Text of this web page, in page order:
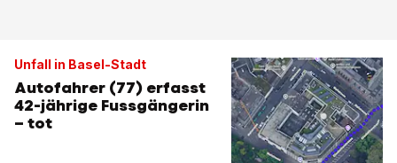
Unfall in Basel-Stadt
Autofahrer (77) erfasst
42-jährige Fussgängerin
– tot